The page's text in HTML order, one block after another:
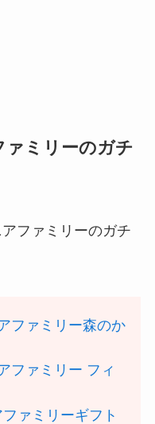
ァミリーのガチ
ファミリーのガチ
ファミリー森のか
ファミリー フィ
ァミリーギフト